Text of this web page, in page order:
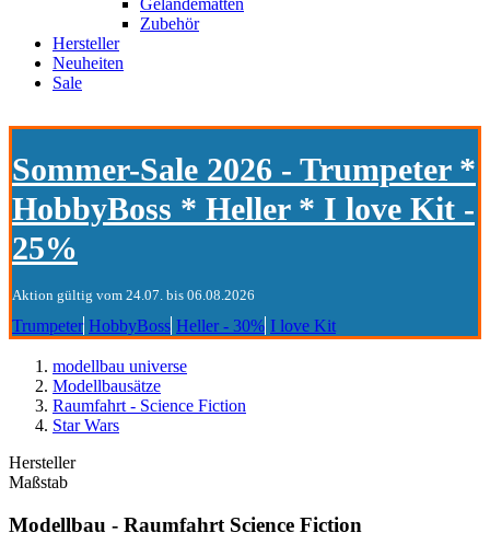
Geländematten
Zubehör
Hersteller
Neuheiten
Sale
Sommer-Sale 2026 - Trumpeter *
HobbyBoss * Heller * I love Kit -
25%
Aktion gültig vom 24.07. bis 06.08.2026
Trumpeter HobbyBoss Heller - 30% I love Kit
modellbau universe
Modellbausätze
Raumfahrt - Science Fiction
Star Wars
Hersteller
Maßstab
Modellbau - Raumfahrt Science Fiction